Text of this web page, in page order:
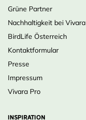
Grüne Partner
Nachhaltigkeit bei Vivara
BirdLife Österreich
Kontaktformular
Presse
Impressum
Vivara Pro